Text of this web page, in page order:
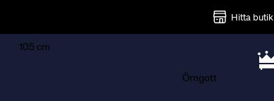
Hitta butik
105 cm
Örngott